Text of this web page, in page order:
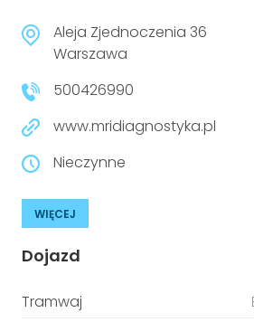
Aleja Zjednoczenia 36
Warszawa
500426990
www.mridiagnostyka.pl
Nieczynne
WIĘCEJ
Dojazd
Tramwaj